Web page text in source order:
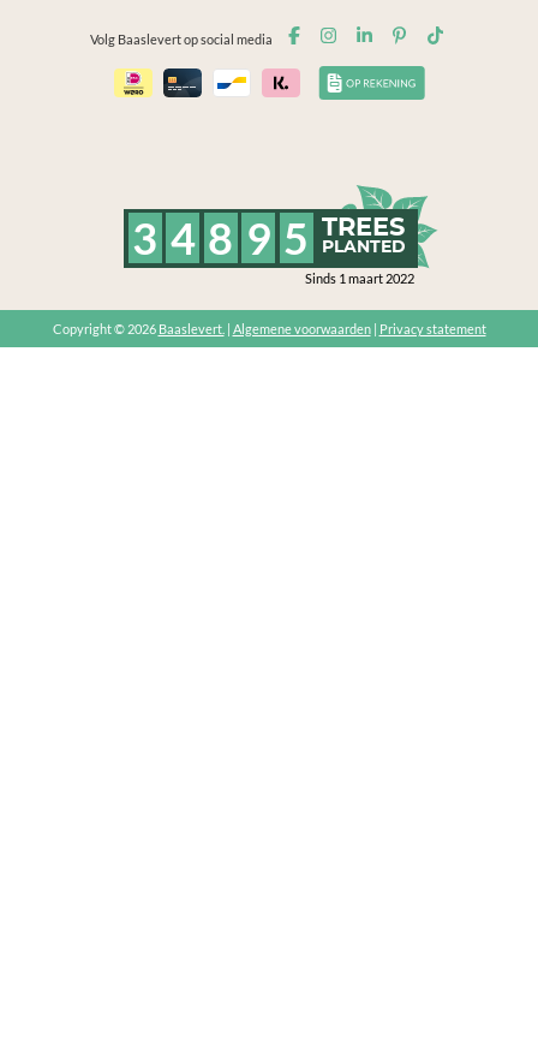
Volg Baaslevert op social media
3 4 8 9 5 TREES
PLANTED
Sinds 1 maart 2022
Copyright © 2026 Baaslevert. | Algemene voorwaarden| Privacy statement